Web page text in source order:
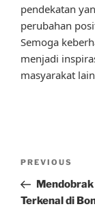
pendekatan
perubahan
Semoga
menjadi
masyarakat
Previous
Post
PREVIOUS
Terkenal di